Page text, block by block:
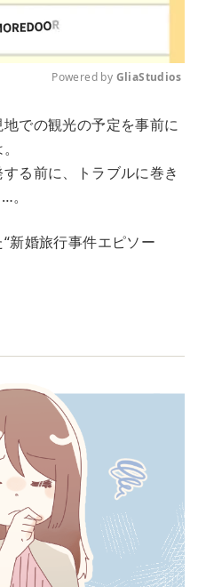
u
e
Powered by GliaStudios
での観光の予定を事前に
る前に、トラブルに巻き
。
新婚旅行事件エピソー